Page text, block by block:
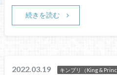
続きを読む
2022.03.19 キンプリ（King &